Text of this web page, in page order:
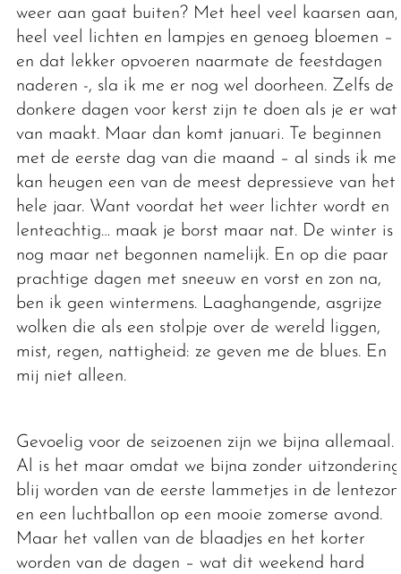
weer aan gaat buiten? Met heel veel kaarsen aan,
heel veel lichten en lampjes en genoeg bloemen –
en dat lekker opvoeren naarmate de feestdagen
naderen -, sla ik me er nog wel doorheen. Zelfs de
donkere dagen voor kerst zijn te doen als je er wat
van maakt. Maar dan komt januari. Te beginnen
met de eerste dag van die maand – al sinds ik me
kan heugen een van de meest depressieve van het
hele jaar. Want voordat het weer lichter wordt en
lenteachtig… maak je borst maar nat. De winter is
nog maar net begonnen namelijk. En op die paar
prachtige dagen met sneeuw en vorst en zon na,
ben ik geen wintermens. Laaghangende, asgrijze
wolken die als een stolpje over de wereld liggen,
mist, regen, nattigheid: ze geven me de blues. En
mij niet alleen.
Gevoelig voor de seizoenen zijn we bijna allemaal.
Al is het maar omdat we bijna zonder uitzondering
blij worden van de eerste lammetjes in de lentezon
en een luchtballon op een mooie zomerse avond.
Maar het vallen van de blaadjes en het korter
worden van de dagen – wat dit weekend hard